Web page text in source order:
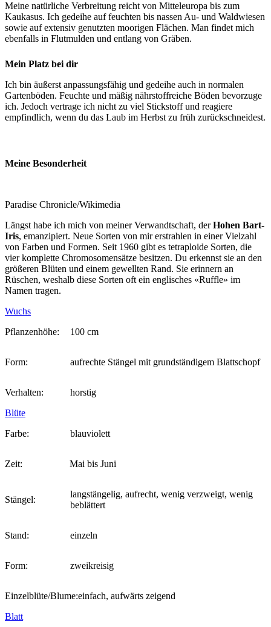
Meine natürliche Verbreitung reicht von Mitteleuropa bis zum
Kaukasus. Ich gedeihe auf feuchten bis nassen Au- und Waldwiesen
sowie auf extensiv genutzten moorigen Flächen. Man findet mich
ebenfalls in Flutmulden und entlang von Gräben.
Mein Platz bei dir
Ich bin äußerst anpassungsfähig und gedeihe auch in normalen
Gartenböden. Feuchte und mäßig nährstoffreiche Böden bevorzuge
ich. Jedoch vertrage ich nicht zu viel Stickstoff und reagiere
empfindlich, wenn du das Laub im Herbst zu früh zurückschneidest.
Meine Besonderheit
Paradise Chronicle/Wikimedia
Längst habe ich mich von meiner Verwandtschaft, derHohen Bart-
Iris, emanzipiert. Neue Sorten von mir erstrahlen in einer Vielzahl
von Farben und Formen. Seit 1960 gibt es tetraploide Sorten, die
vier komplette Chromosomensätze besitzen. Du erkennst sie an den
größeren Blüten und einem gewellten Rand. Sie erinnern an
Rüschen, weshalb diese Sorten oft ein englisches «Ruffle» im
Namen tragen.
Wuchs
Pflanzenhöhe:
100 cm
Form: aufrechte Stängel mit grundständigem Blattschopf
Verhalten:
horstig
Blüte
Farbe:
blauviolett
Zeit: Mai bis Juni
Stängel:
langstängelig, aufrecht, wenig verzweigt, wenig
beblättert
Stand: einzeln
Form: zweikreisig
Einzelblüte/Blume:einfach, aufwärts zeigend
Blatt